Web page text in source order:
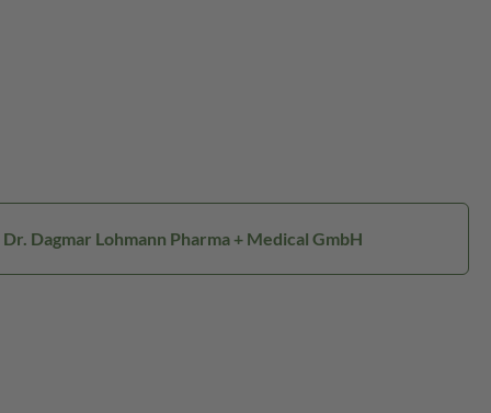
Dagmar Lohmann Pharma + Medical GmbH